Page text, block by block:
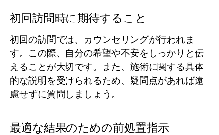
初回訪問時に期待すること
初回の訪問では、カウンセリングが行われま
す。この際、自分の希望や不安をしっかりと伝
えることが大切です。また、施術に関する具体
的な説明を受けられるため、疑問点があれば遠
慮せずに質問しましょう。
最適な結果のための前処置指示